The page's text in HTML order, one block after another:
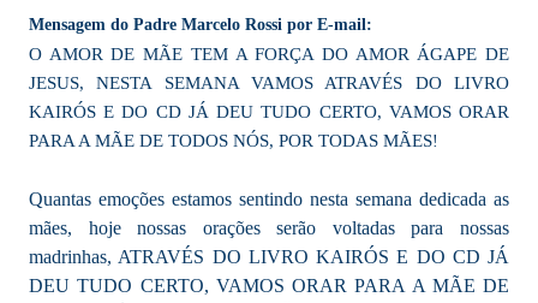
Mensagem do Padre Marcelo Rossi por E-mail:
O AMOR DE MÃE TEM A FORÇA DO AMOR ÁGAPE DE
JESUS, NESTA SEMANA VAMOS ATRAVÉS DO LIVRO
KAIRÓS E DO CD JÁ DEU TUDO CERTO, VAMOS ORAR
PARA A MÃE DE TODOS NÓS, POR TODAS MÃES!
Quantas emoções estamos sentindo nesta semana dedicada as
mães, hoje nossas orações serão voltadas para nossas
madrinhas, ATRAVÉS DO LIVRO KAIRÓS E DO CD JÁ
DEU TUDO CERTO, VAMOS ORAR PARA A MÃE DE